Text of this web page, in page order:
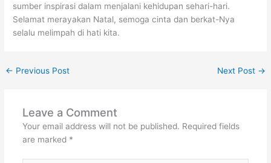
sumber inspirasi dalam menjalani kehidupan sehari-hari.
Selamat merayakan Natal, semoga cinta dan berkat-Nya
selalu melimpah di hati kita.
← Previous Post Next Post →
Leave a Comment
Your email address will not be published. Required fields
are marked *